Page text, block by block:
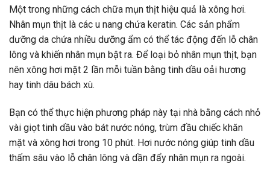
Một trong những cách chữa mụn thịt hiệu quả là xông hơi.
Nhân mụn thịt là các u nang chứa keratin. Các sản phẩm
dưỡng da chứa nhiều dưỡng ẩm có thể tác động đến lỗ chân
lông và khiến nhân mụn bật ra. Để loại bỏ nhân mụn thịt, bạn
nên xông hơi mặt 2 lần mỗi tuần bằng tinh dầu oải hương
hay tinh dâu bách xù.
Bạn có thể thực hiện phương pháp này tại nhà bằng cách nhỏ
vài giọt tinh dầu vào bát nước nóng, trùm đầu chiếc khăn
mặt và xông hơi trong 10 phút. Hơi nước nóng giúp tinh dầu
thấm sâu vào lỗ chân lông và dần đẩy nhân mụn ra ngoài.